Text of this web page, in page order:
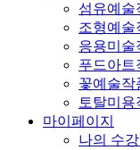
섬유예술
조형예술
응용미술
푸드아트
꽃예술작
토탈미용
마이페이지
나의 수